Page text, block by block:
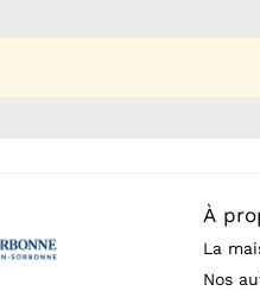
À
La
Nos